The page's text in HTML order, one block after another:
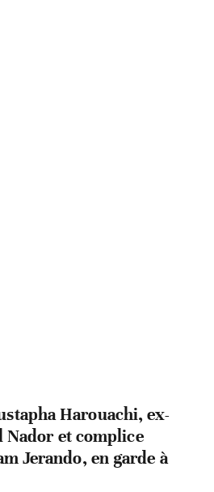
Harouachi, ex-
et complice
Jerando, en garde à